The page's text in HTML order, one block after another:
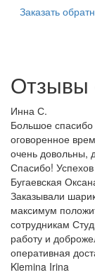
Заказать
Отзывы
Инна С.
Большое спасибо
оговоренное
очень довольны,
Спасибо!
Бугаевская
Заказывали
максимум
сотрудникам
работу и
оперативная
Klemina Irina